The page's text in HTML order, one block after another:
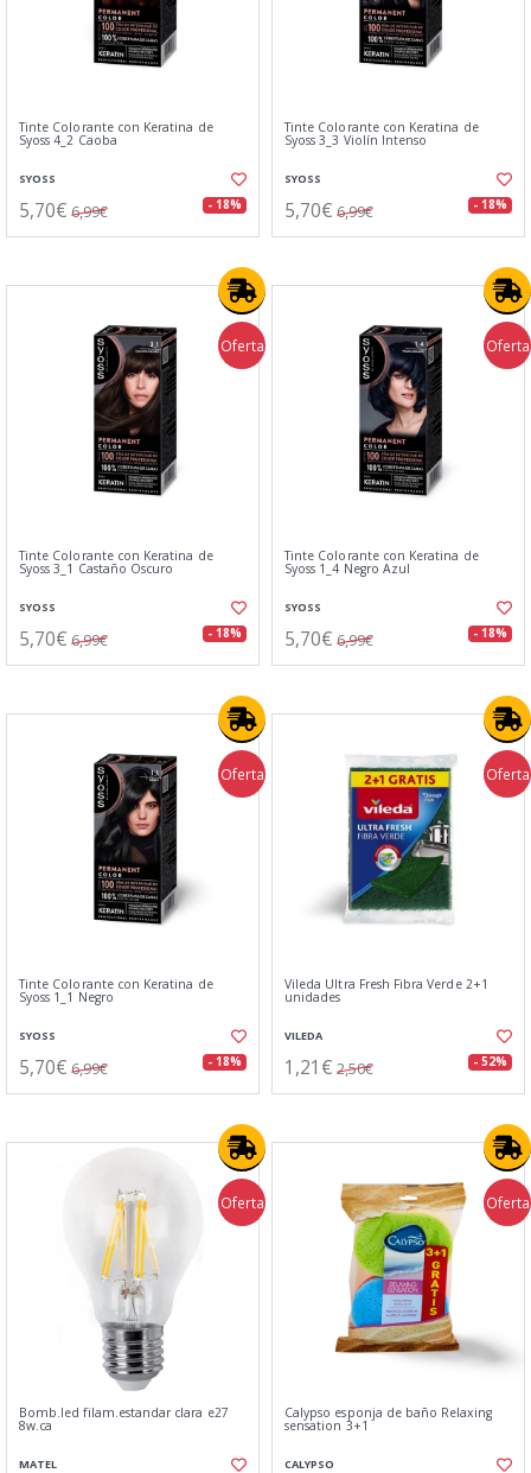
Tinte Colorante con Keratina de
Syoss 4_2 Caoba
SYOSS
5,70€ 6,99€ - 18%
Tinte Colorante con Keratina de
Syoss 3_3 Violín Intenso
SYOSS
5,70€ 6,99€ - 18%
Oferta
Tinte Colorante con Keratina de
Syoss 3_1 Castaño Oscuro
SYOSS
5,70€ 6,99€ - 18%
Oferta
Tinte Colorante con Keratina de
Syoss 1_4 Negro Azul
SYOSS
5,70€ 6,99€ - 18%
Oferta
Tinte Colorante con Keratina de
Syoss 1_1 Negro
SYOSS
5,70€ 6,99€ - 18%
Oferta
Vileda Ultra Fresh Fibra Verde 2+1
unidades
VILEDA
1,21€ 2,50€ - 52%
Oferta
Bomb.led filam.estandar clara e27
8w.ca
MATEL
Oferta
Calypso esponja de baño Relaxing
sensation 3+1
CALYPSO